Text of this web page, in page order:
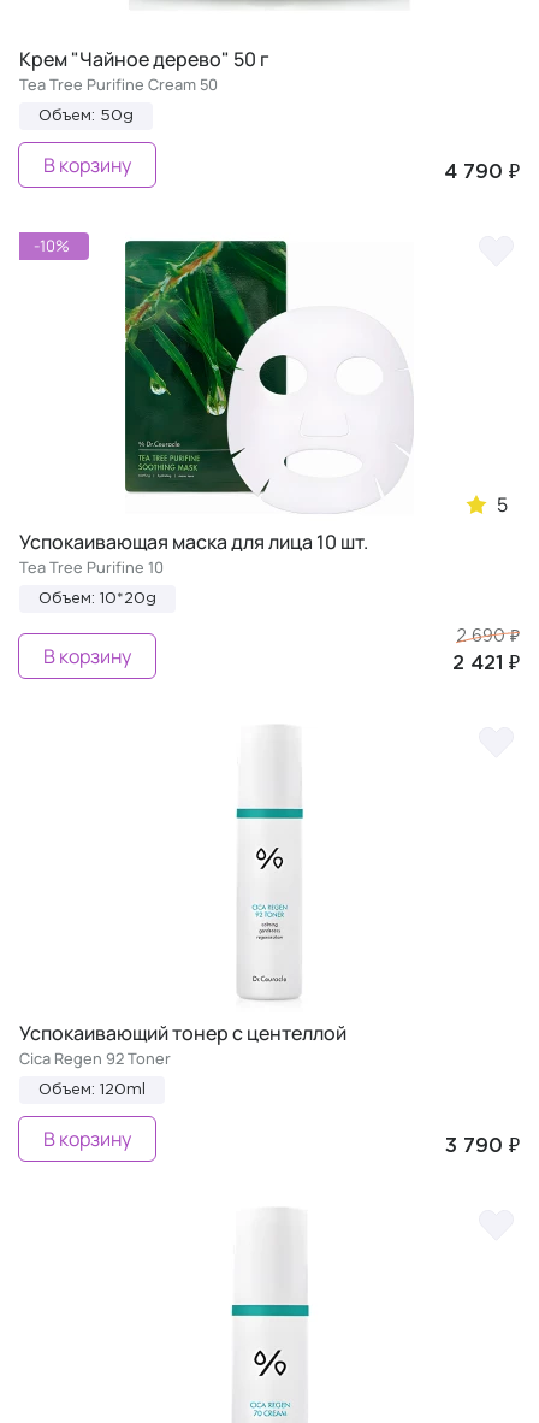
Крем "Чайное дерево" 50 г
Tea Tree Purifine Cream 50
Объем: 50g
4 790 ₽
В корзину
-10%
5
Успокаивающая маска для лица 10 шт.
Tea Tree Purifine 10
Объем: 10*20g
2 690 ₽
2 421 ₽
В корзину
Успокаивающий тонер с центеллой
Cica Regen 92 Toner
Объем: 120ml
3 790 ₽
В корзину